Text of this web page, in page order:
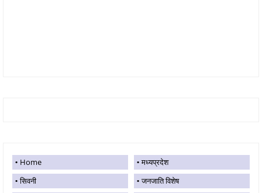
Home
मध्यप्रदेश
सिवनी
जनजाति विशेष